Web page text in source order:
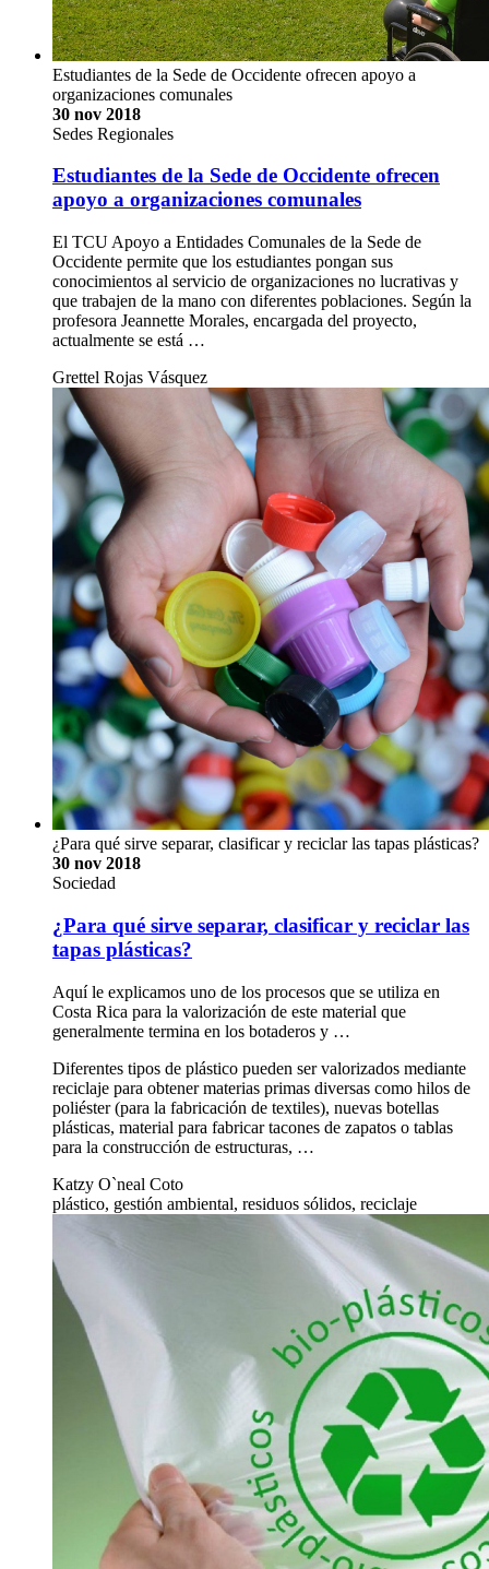
Estudiantes de la Sede de Occidente ofrecen apoyo a
organizaciones comunales
30 nov 2018
Sedes Regionales
Estudiantes de la Sede de Occidente ofrecen
apoyo a organizaciones comunales
El TCU Apoyo a Entidades Comunales de la Sede de
Occidente permite que los estudiantes pongan sus
conocimientos al servicio de organizaciones no lucrativas y
que trabajen de la mano con diferentes poblaciones. Según la
profesora Jeannette Morales, encargada del proyecto,
actualmente se está …
Grettel Rojas Vásquez
¿Para qué sirve separar, clasificar y reciclar las tapas plásticas?
30 nov 2018
Sociedad
¿Para qué sirve separar, clasificar y reciclar las
tapas plásticas?
Aquí le explicamos uno de los procesos que se utiliza en
Costa Rica para la valorización de este material que
generalmente termina en los botaderos y …
Diferentes tipos de plástico pueden ser valorizados mediante
reciclaje para obtener materias primas diversas como hilos de
poliéster (para la fabricación de textiles), nuevas botellas
plásticas, material para fabricar tacones de zapatos o tablas
para la construcción de estructuras, …
Katzy O`neal Coto
plástico, gestión ambiental, residuos sólidos, reciclaje